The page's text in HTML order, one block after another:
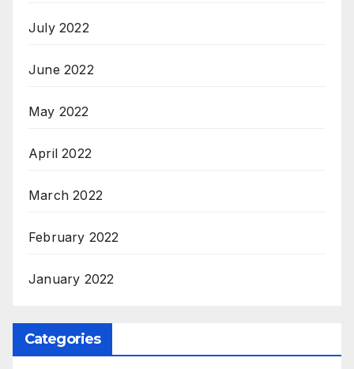
July 2022
June 2022
May 2022
April 2022
March 2022
February 2022
January 2022
Categories